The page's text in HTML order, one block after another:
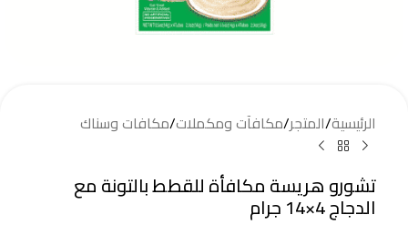
الرئيسية/المتجر/مكافآت ومكملات/مكافات وسناك
تشورو هريسة مكافأة للقطط بالتونة مع
الدجاج 4×14 جرام